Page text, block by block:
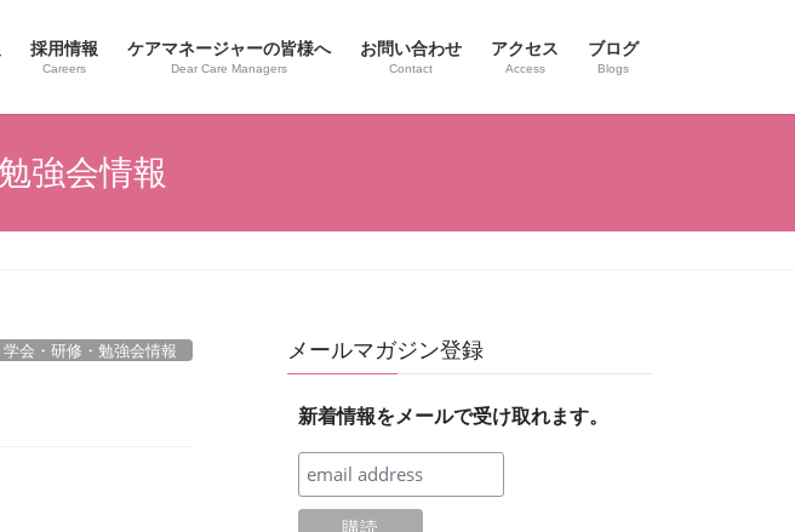
採用情報
Careers
ケアマネージャーの皆様へ
Dear Care Managers
お問い合わせ
Contact
アクセス
Access
ブログ
Blogs
強会情報
学会・研修・勉強会情報 メールマガジン登録
新着情報をメールで受け取れます。